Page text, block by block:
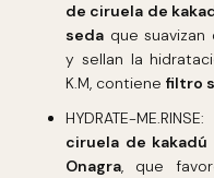
de ciruela de
seda que
y sellan la
K.M, contiene filtro
HYDRATE-
ciruela de kakadú
Onagra, que